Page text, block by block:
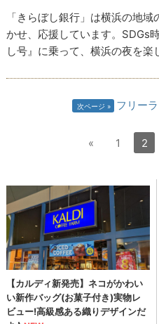
「きらぼし銀行」は横浜の地
かせ、応援しています。SDGs
し号』に乗って、横浜の夜を楽
次ページ フリー
« 1 2